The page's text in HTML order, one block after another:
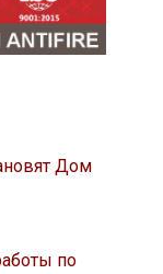
Дом
по